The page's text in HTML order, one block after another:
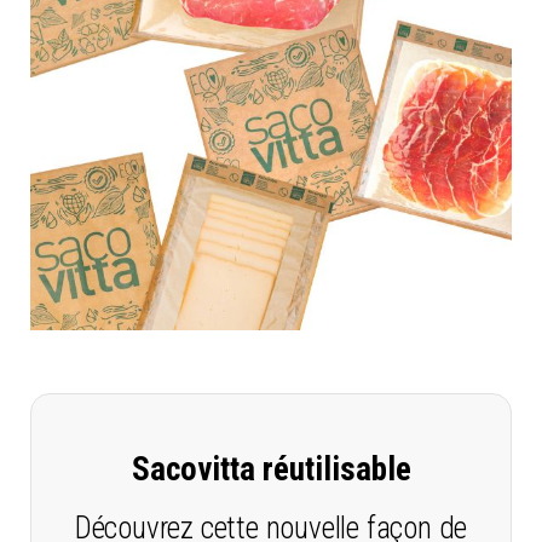
Sacovitta réutilisable
Découvrez cette nouvelle façon de